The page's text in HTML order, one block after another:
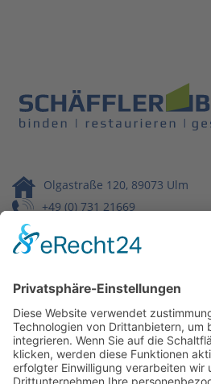
Olgastraße 120, 89073 Ulm
+49 (0) 731 21669
Wir benötigen Ihre
um den Google
laden!
Wir verwenden einen
Drittanbieters, um